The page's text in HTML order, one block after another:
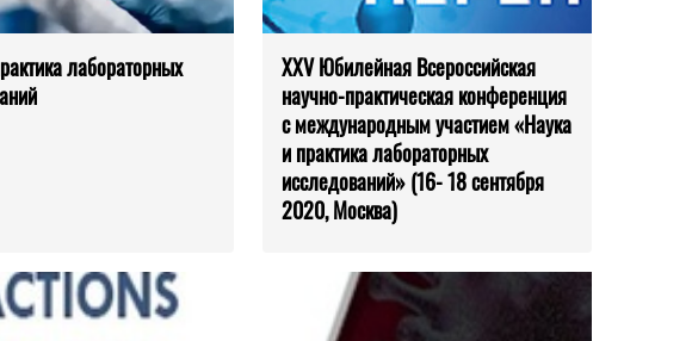
лабораторных
XXV Юбилейная Всероссийская
научно-практическая конференция
с международным участием «Наука
и практика лабораторных
исследований» (16- 18 сентября
2020, Москва)